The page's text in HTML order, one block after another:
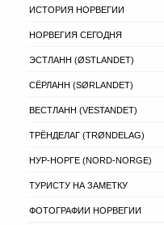
ИСТОРИЯ НОРВЕГИИ
НОРВЕГИЯ СЕГОДНЯ
ЭСТЛАНН (ØSTLANDET)
СЁРЛАНН (SØRLANDET)
ВЕСТЛАНН (VESTANDET)
ТРЁНДЕЛАГ (TRØNDELAG)
НУР-НОРГЕ (NORD-NORGE)
ТУРИСТУ НА ЗАМЕТКУ
ФОТОГРАФИИ НОРВЕГИИ